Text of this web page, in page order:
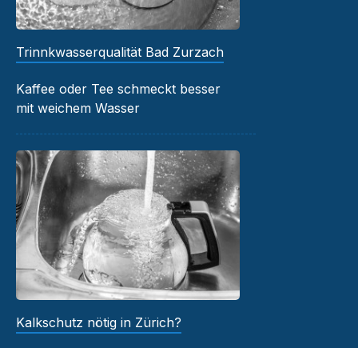
Trinnkwasserqualität Bad Zurzach
Kaffee oder Tee schmeckt besser
mit weichem Wasser
Kalkschutz nötig in Zürich?